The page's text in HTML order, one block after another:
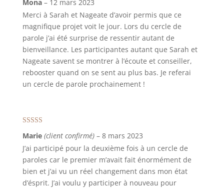
Mona – 12 mars 2023
Merci à Sarah et Nageate d’avoir permis que ce
magnifique projet voit le jour. Lors du cercle de
parole j’ai été surprise de ressentir autant de
bienveillance. Les participantes autant que Sarah et
Nageate savent se montrer à l’écoute et conseiller,
rebooster quand on se sent au plus bas. Je referai
un cercle de parole prochainement !
Marie (client confirmé) – 8 mars 2023
J’ai participé pour la deuxième fois à un cercle de
paroles car le premier m’avait fait énormément de
bien et j’ai vu un réel changement dans mon état
d’ésprit. J’ai voulu y participer à nouveau pour